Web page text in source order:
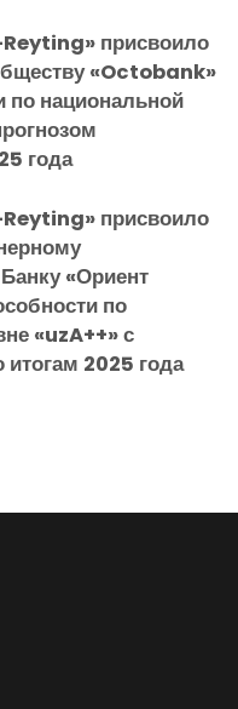
присвоило
«Octobank»
по национальной
года
присвоило
«Ориент
по
«uzA++» с
2025 года